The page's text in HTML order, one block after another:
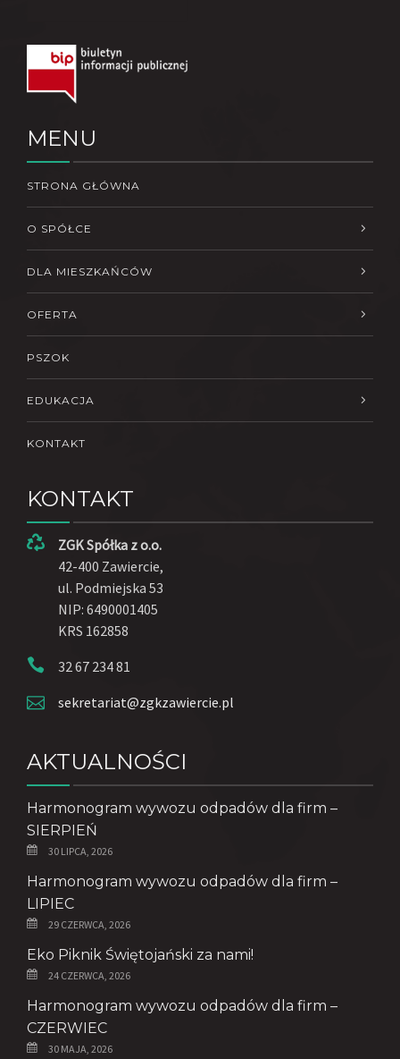
MENU
STRONA GŁÓWNA
O SPÓŁCE
DLA MIESZKAŃCÓW
OFERTA
PSZOK
EDUKACJA
KONTAKT
KONTAKT
ZGK Spółka z o.o.
42-400 Zawiercie,
ul. Podmiejska 53
NIP: 6490001405
KRS 162858
32 67 234 81
sekretariat@zgkzawiercie.pl
AKTUALNOŚCI
Harmonogram wywozu odpadów dla firm –
SIERPIEŃ
30 LIPCA, 2026
Harmonogram wywozu odpadów dla firm –
LIPIEC
29 CZERWCA, 2026
Eko Piknik Świętojański za nami!
24 CZERWCA, 2026
Harmonogram wywozu odpadów dla firm –
CZERWIEC
30 MAJA, 2026